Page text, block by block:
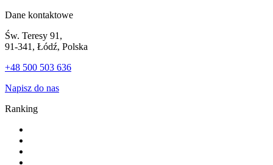
Dane kontaktowe
Św. Teresy 91,
91-341, Łódź, Polska
+48 500 503 636
Napisz do nas
Ranking